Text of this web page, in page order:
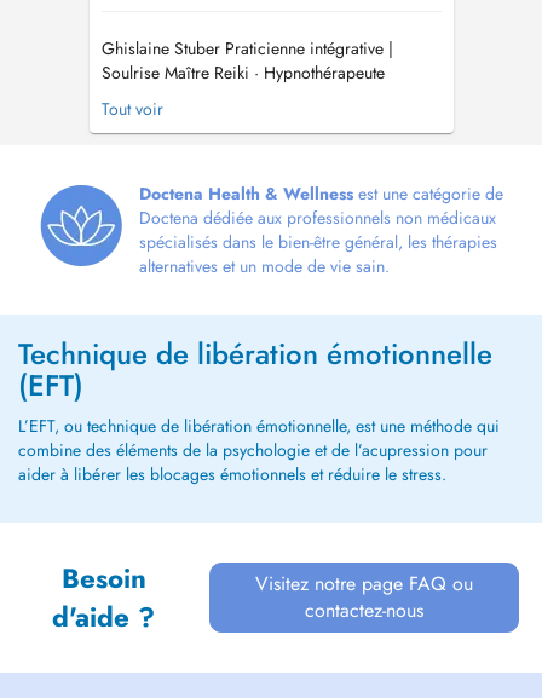
Ghislaine Stuber Praticienne intégrative |
Soulrise Maître Reiki · Hypnothérapeute
certifiée · EFT Niveau 2 · Numérologie ·
Human Design Ce que vous vivez a un sens. Et
schémas qui se répètent malgré tou...
Tout voir
Doctena Health & Wellness est une catégorie de
Doctena dédiée aux professionnels non médicaux
spécialisés dans le bien-être général, les thérapies
alternatives et un mode de vie sain.
Technique de libération émotionnelle
(EFT)
L’EFT, ou technique de libération émotionnelle, est une méthode qui
combine des éléments de la psychologie et de l’acupression pour
aider à libérer les blocages émotionnels et réduire le stress.
Besoin
d'aide ?
Visitez notre page FAQ ou
contactez-nous